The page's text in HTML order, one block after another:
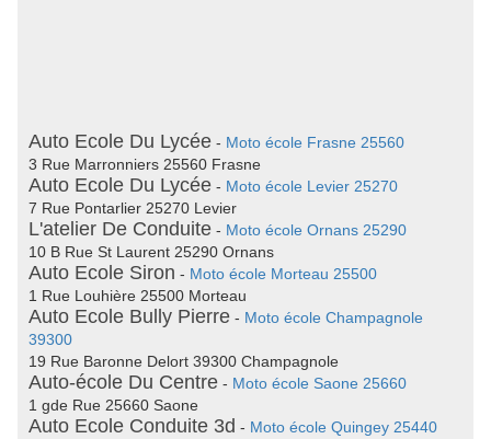
Auto Ecole Du Lycée - Moto école Frasne 25560
3 Rue Marronniers 25560 Frasne
Auto Ecole Du Lycée - Moto école Levier 25270
7 Rue Pontarlier 25270 Levier
L'atelier De Conduite - Moto école Ornans 25290
10 B Rue St Laurent 25290 Ornans
Auto Ecole Siron - Moto école Morteau 25500
1 Rue Louhière 25500 Morteau
Auto Ecole Bully Pierre - Moto école Champagnole
39300
19 Rue Baronne Delort 39300 Champagnole
Auto-école Du Centre - Moto école Saone 25660
1 gde Rue 25660 Saone
Auto Ecole Conduite 3d - Moto école Quingey 25440